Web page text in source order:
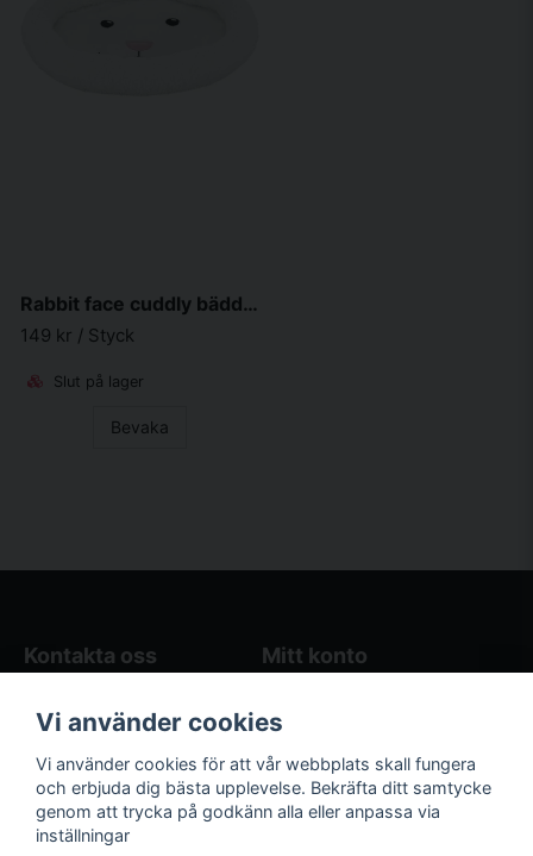
Rabbit face cuddly bädd, oval, 40x33 cm, ullvit
149 kr / Styck
Slut på lager
Bevaka
Kontakta oss
Butikens öppettider
Kontakta oss
Mitt konto
Registrera dig
Följ oss på sociala
medier!
Våra räkneverktyg
Vi använder cookies
Vi använder cookies för att vår webbplats skall fungera
och erbjuda dig bästa upplevelse. Bekräfta ditt samtycke
genom att trycka på godkänn alla eller anpassa via
inställningar